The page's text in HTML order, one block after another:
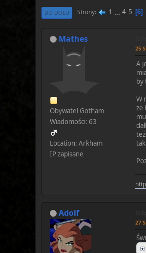
DO DOŁU Strony 1 ... 4 5 6
Mathes
Obywatel Gotham
Wiadomości: 63
Location: Arkham
IP zapisane
25
A
by
W
że
Adolf
27